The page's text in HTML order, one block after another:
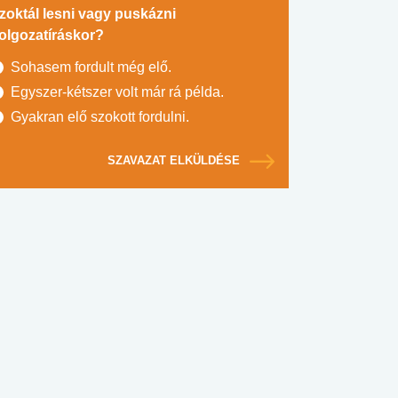
lesni vagy puskázni
Sohasem fordult még elő.
Egyszer-kétszer volt már rá példa.
Gyakran elő szokott fordulni.
SZAVAZAT ELKÜLDÉSE